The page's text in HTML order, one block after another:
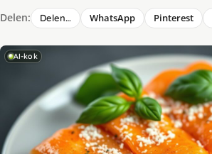
Delen: Delen… WhatsApp Pinterest
AI-kok